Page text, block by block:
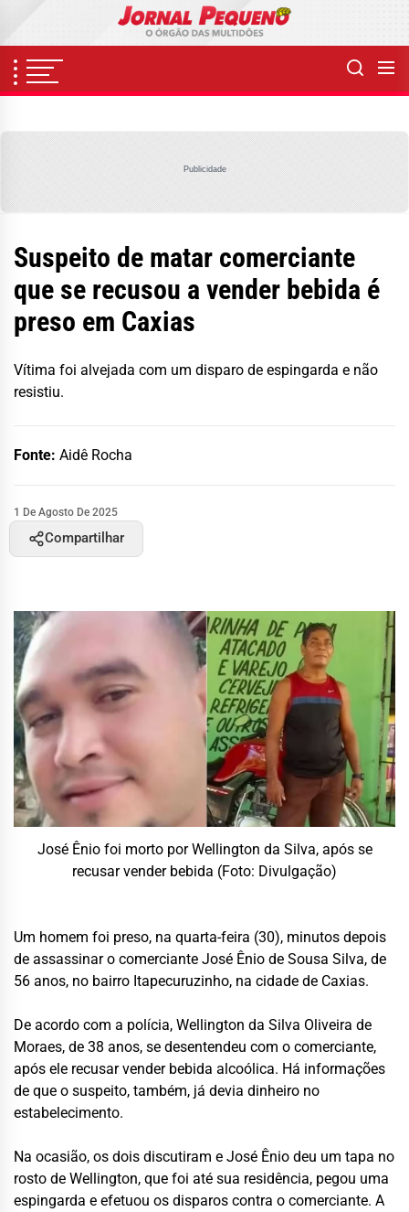
content
Publicidade
Suspeito de matar comerciante
que se recusou a vender bebida é
preso em Caxias
Vítima foi alvejada com um disparo de espingarda e não
resistiu.
Fonte: Aidê Rocha
1 De Agosto De 2025
Compartilhar
José Ênio foi morto por Wellington da Silva, após se
recusar vender bebida (Foto: Divulgação)
Um homem foi preso, na quarta-feira (30), minutos depois
de assassinar o comerciante José Ênio de Sousa Silva, de
56 anos, no bairro Itapecuruzinho, na cidade de Caxias.
De acordo com a polícia, Wellington da Silva Oliveira de
Moraes, de 38 anos, se desentendeu com o comerciante,
após ele recusar vender bebida alcoólica. Há informações
de que o suspeito, também, já devia dinheiro no
estabelecimento.
Na ocasião, os dois discutiram e José Ênio deu um tapa no
rosto de Wellington, que foi até sua residência, pegou uma
espingarda e efetuou os disparos contra o comerciante. A